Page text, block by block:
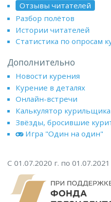
Отзывы читателей
Разбор полётов
Истории читателей
Статистика по опросам
Дополнительно
Новости курения
Курение в деталях
Онлайн-встречи
Калькулятор курильщика
Звёзды, бросившие
Игра "Один на один"
С 01.07.2020 г. по 01.07.2021